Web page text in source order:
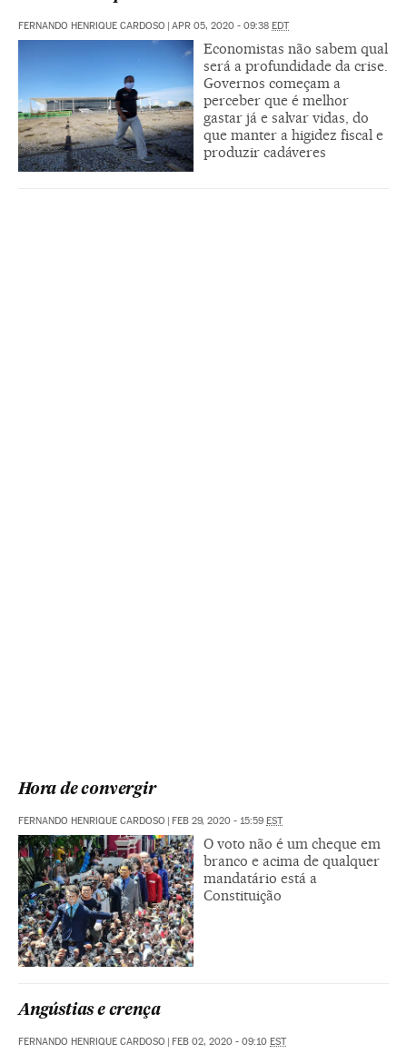
FERNANDO HENRIQUE CARDOSO | APR 05, 2020 - 09:38 EDT
Economistas não sabem qual
será a profundidade da crise.
Governos começam a
perceber que é melhor
gastar já e salvar vidas, do
que manter a higidez fiscal e
produzir cadáveres
Hora de convergir
FERNANDO HENRIQUE CARDOSO | FEB 29, 2020 - 15:59 EST
O voto não é um cheque em
branco e acima de qualquer
mandatário está a
Constituição
Angústias e crença
FERNANDO HENRIQUE CARDOSO | FEB 02, 2020 - 09:10 EST